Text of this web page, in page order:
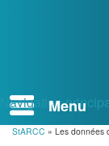
Navigation
StARCC Les données